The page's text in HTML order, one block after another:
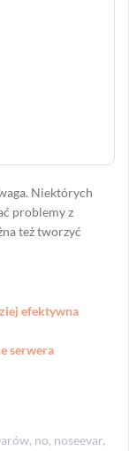
Niektórych
problemy z
też tworzyć
efektywna
serwera
, no, noseevar,